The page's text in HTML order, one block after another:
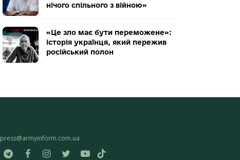
нічого спільного з війною»
«Це зло має бути переможене»:
історія українця, який пережив
російський полон
press@armyinform.com.ua